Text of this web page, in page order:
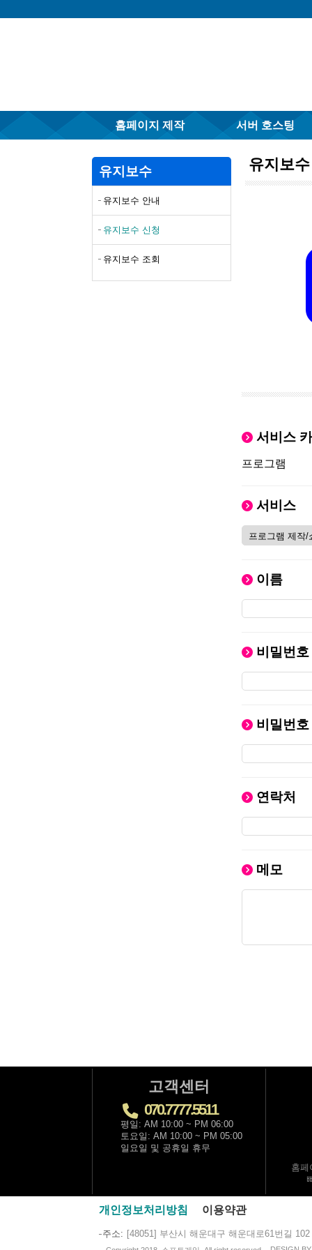
홈페이지 제작 서버 호스팅
유지보
유지보수
유지보수 안내
유지보수 신청
유지보수 조회
서비스
프로그램
서비스
이름
비밀번호
비밀번
연락처
메모
고객센터
070.7777.5511
평일: AM 10:00 ~ PM 06:00
토요일: AM 10:00 ~ PM 05:00
일요일 및 공휴일 휴무
홈페
개인정보처리방침 이용약관
주소 [48051] 부산시 해운대구 해운대로61번길 102